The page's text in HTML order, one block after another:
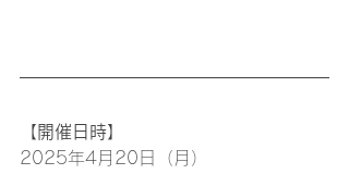
【開催日時】
2025年4月20日（月）